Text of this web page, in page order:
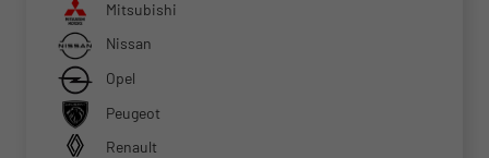
Mitsubishi
Nissan
Opel
Peugeot
Renault